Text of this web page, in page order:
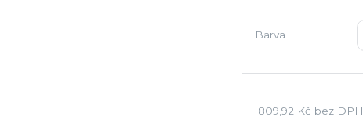
Barva
809,92 Kč bez DPH